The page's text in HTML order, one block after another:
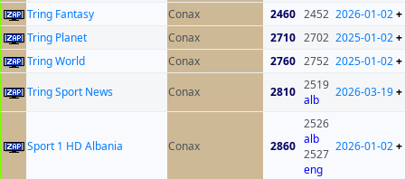
Tring Fantasy Conax 2460 2452 2026-01-02+
Tring Planet
Conax 2710 2702 2025-01-02+
Tring World
Conax 2760 2752 2025-01-02+
Tring Sport News
Conax 2810 2519
alb
2026-03-19+
Sport 1 HD Albania Conax 2860
2526
alb
2527
eng
2026-01-02+